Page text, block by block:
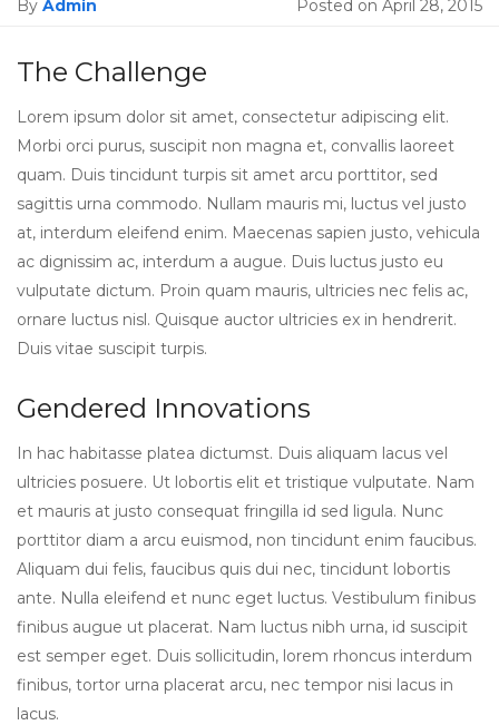
By Admin Posted on April 28, 2015
The Challenge
Lorem ipsum dolor sit amet, consectetur adipiscing elit.
Morbi orci purus, suscipit non magna et, convallis laoreet
quam. Duis tincidunt turpis sit amet arcu porttitor, sed
sagittis urna commodo. Nullam mauris mi, luctus vel justo
at, interdum eleifend enim. Maecenas sapien justo, vehicula
ac dignissim ac, interdum a augue. Duis luctus justo eu
vulputate dictum. Proin quam mauris, ultricies nec felis ac,
ornare luctus nisl. Quisque auctor ultricies ex in hendrerit.
Duis vitae suscipit turpis.
Gendered Innovations
In hac habitasse platea dictumst. Duis aliquam lacus vel
ultricies posuere. Ut lobortis elit et tristique vulputate. Nam
et mauris at justo consequat fringilla id sed ligula. Nunc
porttitor diam a arcu euismod, non tincidunt enim faucibus.
Aliquam dui felis, faucibus quis dui nec, tincidunt lobortis
ante. Nulla eleifend et nunc eget luctus. Vestibulum finibus
finibus augue ut placerat. Nam luctus nibh urna, id suscipit
est semper eget. Duis sollicitudin, lorem rhoncus interdum
finibus, tortor urna placerat arcu, nec tempor nisi lacus in
lacus.